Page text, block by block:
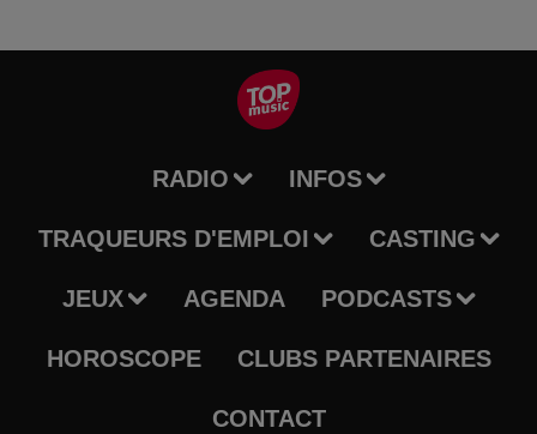
RADIO INFOS
TRAQUEURS D'EMPLOI CASTING
JEUX AGENDA PODCASTS
HOROSCOPE CLUBS PARTENAIRES
CONTACT